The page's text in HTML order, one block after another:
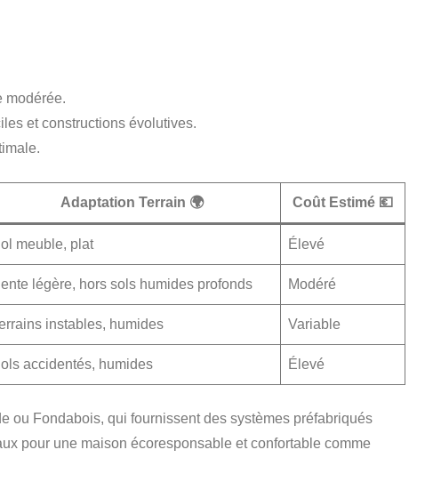
modérée.
et constructions évolutives.
Adaptation Terrain 🌍 Coût Estimé 💶
meuble, plat Élevé
légère, hors sols humides profonds Modéré
instables, humides Variable
accidentés, humides Élevé
ou Fondabois, qui fournissent des systèmes préfabriqués
pour une maison écoresponsable et confortable comme